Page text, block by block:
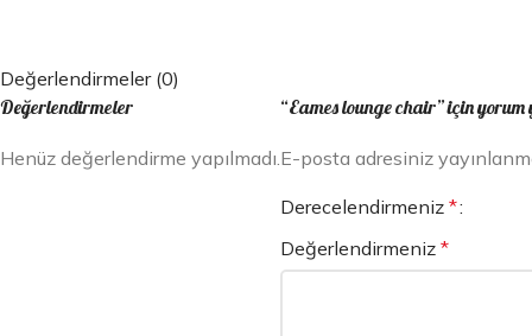
Değerlendirmeler (0)
Değerlendirmeler
Henüz değerlendirme yapılmadı.
“Eames lounge chair” için
E-posta adresiniz
Derecelendirmeniz *
Değerlendirmeniz *